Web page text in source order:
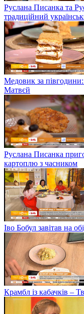
Руслана Писанка та
традиційний
Медовик за
Матвєй
Руслана Писанка
картоплю з часником
Іво Бобул завітав на
Крамбл із кабачків –